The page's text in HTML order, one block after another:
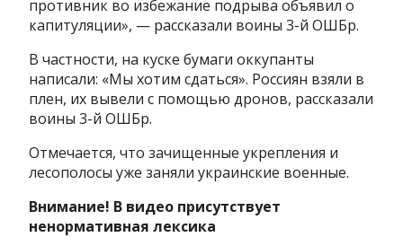
противник во избежание подрыва объявил о
капитуляции», — рассказали воины 3-й ОШБр.
В частности, на куске бумаги оккупанты
написали: «Мы хотим сдаться». Россиян взяли в
плен, их вывели с помощью дронов, рассказали
воины 3-й ОШБр.
Отмечается, что зачищенные укрепления и
лесополосы уже заняли украинские военные.
Внимание! В видео присутствует
ненормативная лексика